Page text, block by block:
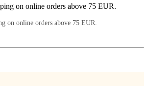
on online orders above 75 EUR.
on online orders above 75 EUR.